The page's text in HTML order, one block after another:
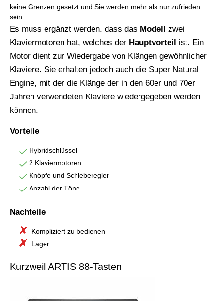
keine Grenzen gesetzt und Sie werden mehr als nur zufrieden
sein.
Es muss ergänzt werden, dass das Modell zwei
Klaviermotoren hat, welches der Hauptvorteil ist. Ein
Motor dient zur Wiedergabe von Klängen gewöhnlicher
Klaviere. Sie erhalten jedoch auch die Super Natural
Engine, mit der die Klänge der in den 60er und 70er
Jahren verwendeten Klaviere wiedergegeben werden
können.
Vorteile
Hybridschlüssel
2 Klaviermotoren
Knöpfe und Schieberegler
Anzahl der Töne
Nachteile
Kompliziert zu bedienen
Lager
Kurzweil ARTIS 88-Tasten